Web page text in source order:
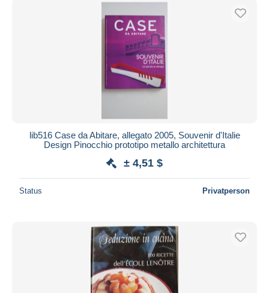
lib516 Case da Abitare, allegato 2005, Souvenir d'Italie
Design Pinocchio prototipo metallo architettura
± 4,51 $
Status Privatperson